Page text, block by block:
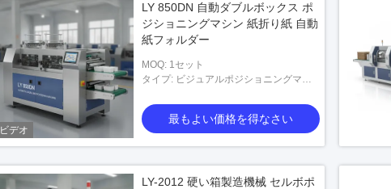
ビデオ
自動ケース製造機
最もよい価格を得なさい
ビデオ
ビデオ
LY 850DN 自動ダブルボックス ポ
ジショニングマシン 紙折り紙 自動
紙フォルダー
MOQ: 1セット
タイプ: ビジュアルポジショニングマシ
最もよい価格を得なさい
LY-2012 硬い箱製造機械 セルボポ